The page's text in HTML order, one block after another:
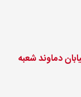
دماوند شعبه